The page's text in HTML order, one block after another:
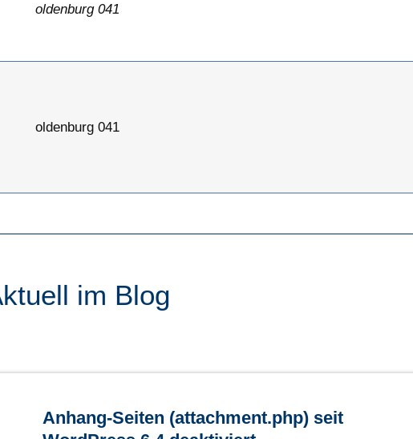
oldenburg 041
oldenburg 041
im Blog
Anhang-Seiten (attachment.php) seit